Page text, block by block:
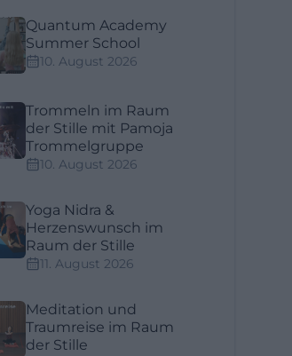
Quantum Academy
Summer School
10. August 2026
Trommeln im Raum
der Stille mit Pamoja
Trommelgruppe
10. August 2026
Yoga Nidra &
Herzenswunsch im
Raum der Stille
11. August 2026
Meditation und
Traumreise im Raum
der Stille